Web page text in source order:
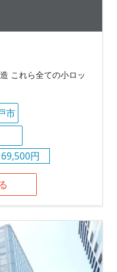
これら全ての小ロッ
市
円